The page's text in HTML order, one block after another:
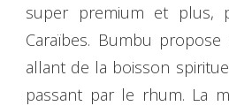
super premium et plus,
Caraïbes. Bumbu propose
allant de la boisson
passant par le rhum. La